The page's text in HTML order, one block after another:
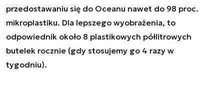
przedostawaniu się do Oceanu nawet do 98 proc.
mikroplastiku. Dla lepszego wyobrażenia, to
odpowiednik około 8 plastikowych półlitrowych
butelek rocznie (gdy stosujemy go 4 razy w
tygodniu).